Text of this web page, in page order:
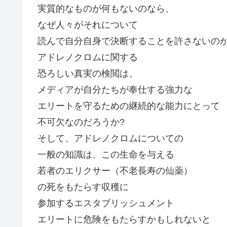
実質的なものが何もないのなら、
なぜ人々がそれについて
読んで自分自身で決断することを許さないの
アドレノクロムに関する
恐ろしい真実の検閲は、
メディアが自分たちが奉仕する強力な
エリートを守るための継続的な能力にとって
不可欠なのだろうか?
そして、アドレノクロムについての
一般の知識は、この生命を与える
若者のエリクサー（不老長寿の仙薬）
の死をもたらす収穫に
参加するエスタブリッシュメント
エリートに危険をもたらすかもしれないと